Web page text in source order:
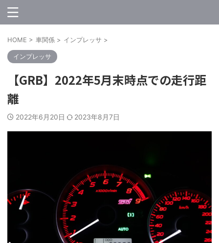
HOME > 車関係 > インプレッサ >
インプレッサ
【GRB】2022年5月末時点での走行距
離
2022年6月20日 2023年8月7日